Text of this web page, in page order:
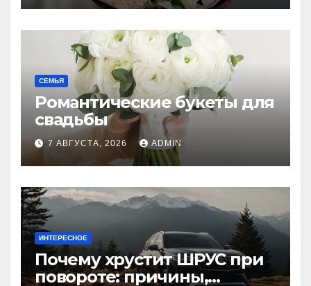
СЕМЬЯ
Романтические букеты для
свадьбы
7 АВГУСТА, 2026 ADMIN
ИНТЕРЕСНОЕ
Почему хрустит ШРУС при
повороте: причины,